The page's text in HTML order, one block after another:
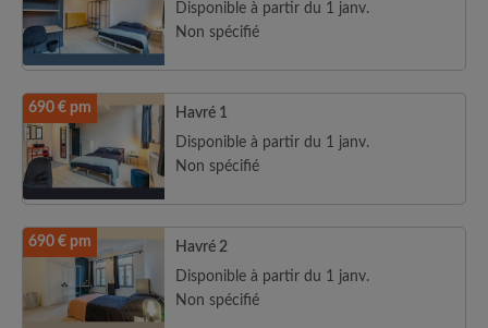
Disponible à partir du 1 janv.
Non spécifié
690 € pm
Havré 1
Disponible à partir du 1 janv.
Non spécifié
690 € pm
Havré 2
Disponible à partir du 1 janv.
Non spécifié